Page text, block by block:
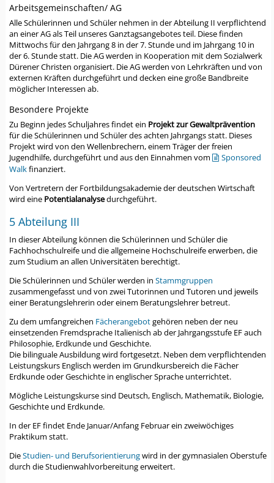
Arbeitsgemeinschaften/ AG
Alle Schülerinnen und Schüler nehmen in der Abteilung II verpflichtend
an einer AG als Teil unseres Ganztagsangebotes teil. Diese finden
Mittwochs für den Jahrgang 8 in der 7. Stunde und im Jahrgang 10 in
der 6. Stunde statt. Die AG werden in Kooperation mit dem Sozialwerk
Dürener Christen organisiert. Die AG werden von Lehrkräften und von
externen Kräften durchgeführt und decken eine große Bandbreite
möglicher Interessen ab.
Besondere Projekte
Zu Beginn jedes Schuljahres findet ein Projekt zur Gewaltprävention
für die Schülerinnen und Schüler des achten Jahrgangs statt. Dieses
Projekt wird von den Wellenbrechern, einem Träger der freien
Jugendhilfe, durchgeführt und aus den Einnahmen vom
Sponsored
Walkfinanziert.
Von Vertretern der Fortbildungsakademie der deutschen Wirtschaft
wird eine Potentialanalysedurchgeführt.
5 Abteilung III
In dieser Abteilung können die Schülerinnen und Schüler die
Fachhochschulreife und die allgemeine Hochschulreife erwerben, die
zum Studium an allen Universitäten berechtigt.
Die Schülerinnen und Schüler werden inStammgruppen
zusammengefasst und von zwei Tutorinnen und Tutoren und jeweils
einer Beratungslehrerin oder einem Beratungslehrer betreut.
Zu dem umfangreichen Fächerangebotgehören neben der neu
einsetzenden Fremdsprache Italienisch ab der Jahrgangsstufe EF auch
Philosophie, Erdkunde und Geschichte.
Die bilinguale Ausbildung wird fortgesetzt. Neben dem verpflichtenden
Leistungskurs Englisch werden im Grundkursbereich die Fächer
Erdkunde oder Geschichte in englischer Sprache unterrichtet.
Mögliche Leistungskurse sind Deutsch, Englisch, Mathematik, Biologie,
Geschichte und Erdkunde.
In der EF findet Ende Januar/Anfang Februar ein zweiwöchiges
Praktikum statt.
DieStudien- und Berufsorientierungwird in der gymnasialen Oberstufe
durch die Studienwahlvorbereitung erweitert.